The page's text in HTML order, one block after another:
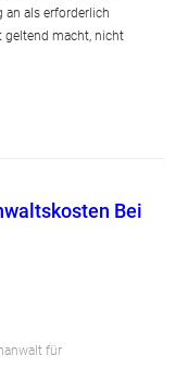
an als erforderlich
geltend macht, nicht
Bei
für